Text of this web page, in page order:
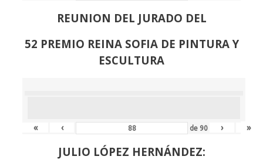
REUNION DEL JURADO DEL
52 PREMIO REINA SOFIA DE PINTURA Y
ESCULTURA
« ‹ de 90 › »
JULIO LÓPEZ HERNÁNDEZ: